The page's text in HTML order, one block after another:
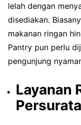
lelah dengan
disediakan.
makanan ringan
Pantry pun perlu
pengunjung
Layanan